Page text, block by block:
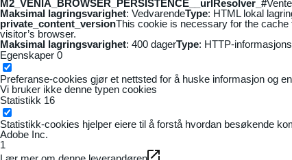
M2_VENIA_BROWSER_PERSISTENCE__urlResolver_#
Maksimal lagringsvarighet: VedvarendeType: HTML lokal
private_content_versionThis cookie is necessary for the
visitor’s browser.
Maksimal lagringsvarighet: 400 dagerType: HTTP-
Egenskaper 0
Preferanse-cookies gjør et nettsted for å huske informasjon og
Vi bruker ikke denne typen cookies
Statistikk 16
Statistikk-cookies hjelper eiere til å forstå hvordan besøkende
Adobe Inc.
1